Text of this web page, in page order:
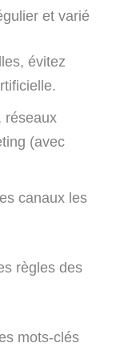
et varié
évitez
réseaux
(avec
canaux les
règles des
mots-clés